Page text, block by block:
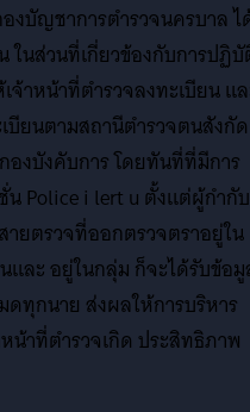
งบัญชาการตำรวจนครบาล ไ
นส่วนที่เกี่ยวข้องกับการปฏิ
จ้าหน้าที่ตำรวจลงทะเบียน แ
บียนตามสถานีตำรวจตนสังกัด
องบังคับการ โดยทันที่ที่มีการ
Police i lert u ตั้งแต่ผู้กำกับ
ายตรวจที่ออกตรวจตราอยู่ใน
ละ อยู่ในกลุ่ม ก็จะได้รับข้อ
ทุกนาย ส่งผลให้การบริหาร
น้าที่ตำรวจเกิด ประสิทธิภาพ